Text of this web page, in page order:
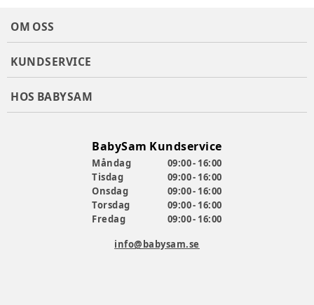
OM OSS
KUNDSERVICE
HOS BABYSAM
BabySam Kundservice
Måndag
09:00 - 16:00
Tisdag
09:00 - 16:00
Onsdag
09:00 - 16:00
Torsdag
09:00 - 16:00
Fredag
09:00 - 16:00
info@babysam.se